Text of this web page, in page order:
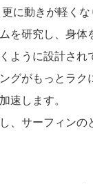
に動きが軽く
を研究し、身
ように設計さ
グがもっとラ
速します。
、サーフィンの